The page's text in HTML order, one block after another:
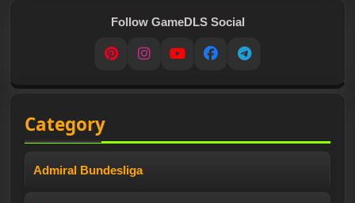
Follow GameDLS Social
PinterestInstagram
YouTubeFacebookTelegram
Category
Admiral Bundesliga